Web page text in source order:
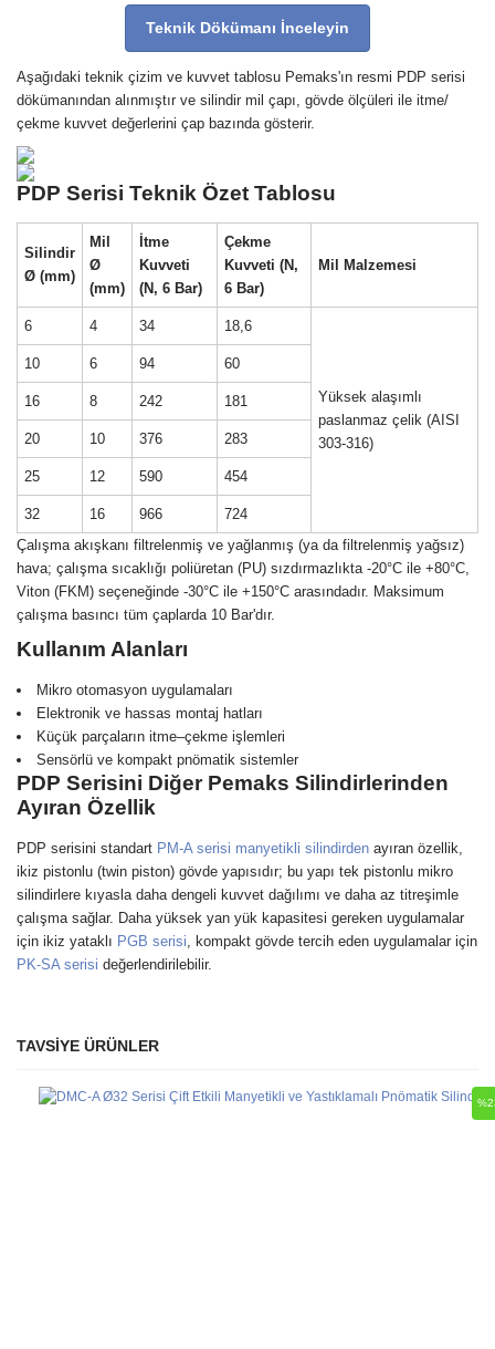
Teknik Dökümanı İnceleyin
Aşağıdaki teknik çizim ve kuvvet tablosu Pemaks'ın resmi PDP serisi
dökümanından alınmıştır ve silindir mil çapı, gövde ölçüleri ile itme/
çekme kuvvet değerlerini çap bazında gösterir.
PDP Serisi Teknik Özet Tablosu
Silindir
Ø (mm)
Mil
Ø
(mm)
İtme
Kuvveti
(N, 6 Bar)
Çekme
Kuvveti (N,
6 Bar)
Mil Malzemesi
6 4 34 18,6
Yüksek alaşımlı
paslanmaz çelik (AISI
303-316)
10 6 94 60
16 8 242 181
20 10 376 283
25 12 590 454
32 16 966
724
Çalışma akışkanı filtrelenmiş ve yağlanmış (ya da filtrelenmiş yağsız)
hava; çalışma sıcaklığı poliüretan (PU) sızdırmazlıkta -20°C ile +80°C,
Viton (FKM) seçeneğinde -30°C ile +150°C arasındadır. Maksimum
çalışma basıncı tüm çaplarda 10 Bar'dır.
Kullanım Alanları
Mikro otomasyon uygulamaları
Elektronik ve hassas montaj hatları
Küçük parçaların itme–çekme işlemleri
Sensörlü ve kompakt pnömatik sistemler
PDP Serisini Diğer Pemaks Silindirlerinden
Ayıran Özellik
PDP serisini standart PM-A serisi manyetikli silindirden ayıran özellik,
ikiz pistonlu (twin piston) gövde yapısıdır; bu yapı tek pistonlu mikro
silindirlere kıyasla daha dengeli kuvvet dağılımı ve daha az titreşimle
çalışma sağlar. Daha yüksek yan yük kapasitesi gereken uygulamalar
için ikiz yataklı PGB serisi, kompakt gövde tercih eden uygulamalar için
PK-SA serisi değerlendirilebilir.
TAVSİYE ÜRÜNLER